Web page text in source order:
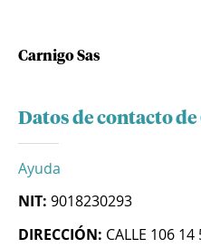
Carnigo Sas
Datos de contacto de
Ayuda
NIT: 9018230293
DIRECCIÓN: CALLE 106 14